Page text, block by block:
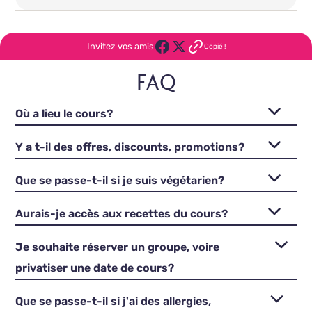
Invitez vos amis Copié !
FAQ
Où a lieu le cours?
Y a t-il des offres, discounts, promotions?
Que se passe-t-il si je suis végétarien?
Aurais-je accès aux recettes du cours?
Je souhaite réserver un groupe, voire
privatiser une date de cours?
Que se passe-t-il si j'ai des allergies,